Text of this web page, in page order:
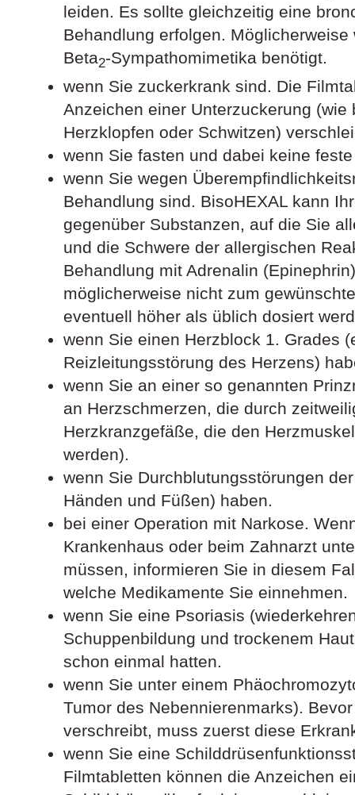
leiden. Es sollte gleichzeitig eine
Behandlung erfolgen.
Beta2-Sympathomimetika benötigt.
wenn Sie zuckerkrank sind. Die
Anzeichen einer Unterzuckerung
Herzklopfen oder Schwitzen)
wenn Sie fasten und dabei keine
wenn Sie wegen
Behandlung sind. BisoHEXAL kann
gegenüber Substanzen, auf die Sie
und die Schwere der allergischen
Behandlung mit Adrenalin
möglicherweise nicht zum
eventuell höher als üblich dosiert
wenn Sie einen Herzblock 1. Grades
Reizleitungsstörung des Herzens)
wenn Sie an einer so genannten
an Herzschmerzen, die durch
Herzkranzgefäße, die den
werden).
wenn Sie Durchblutungsstörungen
Händen und Füßen) haben.
bei einer Operation mit Narkose.
Krankenhaus oder beim Zahnarzt
müssen, informieren Sie in diesem
welche Medikamente Sie einnehmen.
wenn Sie eine Psoriasis
Schuppenbildung und trockenem
schon einmal hatten.
wenn Sie unter einem
Tumor des Nebennierenmarks).
verschreibt, muss zuerst diese
wenn Sie eine
Filmtabletten können die Anzeichen